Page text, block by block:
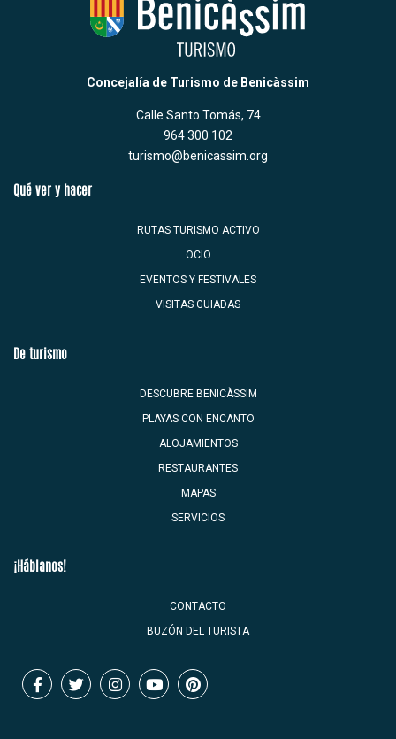
Concejalía de Turismo de Benicàssim
Calle Santo Tomás, 74
964 300 102
turismo@benicassim.org
Qué ver y hacer
RUTAS TURISMO ACTIVO
OCIO
EVENTOS Y FESTIVALES
VISITAS GUIADAS
De turismo
DESCUBRE BENICÀSSIM
PLAYAS CON ENCANTO
ALOJAMIENTOS
RESTAURANTES
MAPAS
SERVICIOS
¡Háblanos!
CONTACTO
BUZÓN DEL TURISTA